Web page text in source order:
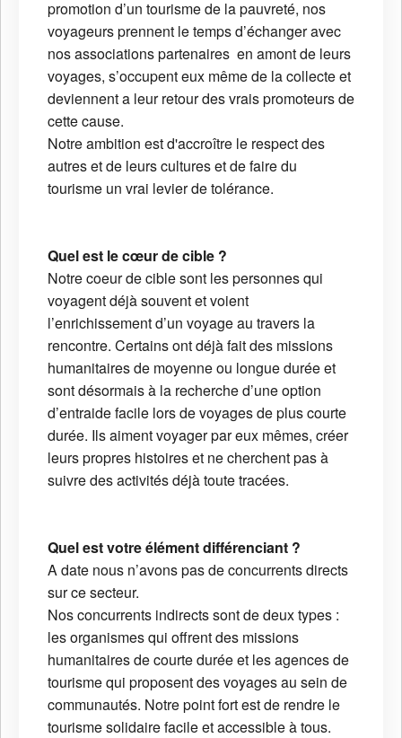
promotion d’un tourisme de la pauvreté, nos
voyageurs prennent le temps d’échanger avec
nos associations partenaires en amont de leurs
voyages, s’occupent eux même de la collecte et
deviennent a leur retour des vrais promoteurs de
cette cause.
Notre ambition est d'accroître le respect des
autres et de leurs cultures et de faire du
tourisme un vrai levier de tolérance.
Quel est le cœur de cible ?
Notre coeur de cible sont les personnes qui
voyagent déjà souvent et voient
l’enrichissement d’un voyage au travers la
rencontre. Certains ont déjà fait des missions
humanitaires de moyenne ou longue durée et
sont désormais à la recherche d’une option
d’entraide facile lors de voyages de plus courte
durée. Ils aiment voyager par eux mêmes, créer
leurs propres histoires et ne cherchent pas à
suivre des activités déjà toute tracées.
Quel est votre élément différenciant ?
A date nous n’avons pas de concurrents directs
sur ce secteur.
Nos concurrents indirects sont de deux types :
les organismes qui offrent des missions
humanitaires de courte durée et les agences de
tourisme qui proposent des voyages au sein de
communautés. Notre point fort est de rendre le
tourisme solidaire facile et accessible à tous.